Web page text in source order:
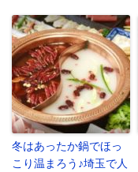
冬はあったか鍋でほっ
こり温まろう♪埼玉で人